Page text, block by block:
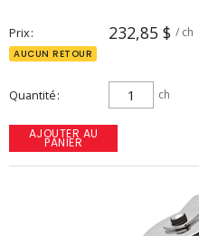
Prix 232,85 $ / ch
AUCUN RETOUR
Quantité ch
AJOUTER AU
PANIER